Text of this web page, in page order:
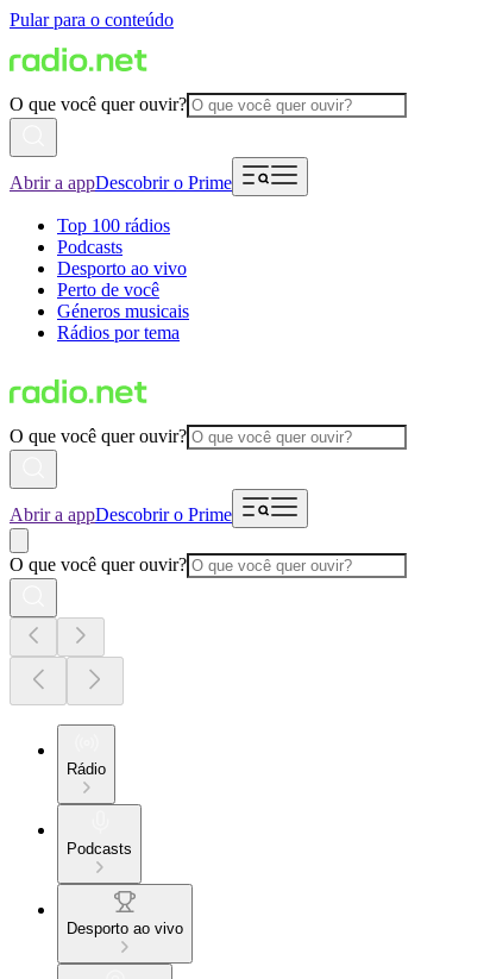
Pular para o conteúdo
O que você quer ouvir?
Abrir a appDescobrir o Prime
Top 100 rádios
Podcasts
Desporto ao vivo
Perto de você
Géneros musicais
Rádios por tema
O que você quer ouvir?
Abrir a appDescobrir o Prime
O que você quer ouvir?
Rádio
Podcasts
Desporto ao vivo